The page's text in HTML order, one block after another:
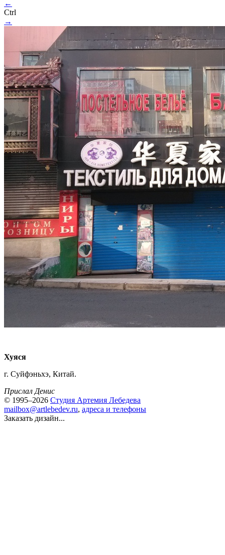
←
Ctrl
→
Хуяся
г. Суйфэньхэ, Китай.
Прислал Денис
© 1995–2026 Студия Артемия Лебедева
mailbox@artlebedev.ru, адреса и телефоны
Заказать дизайн...